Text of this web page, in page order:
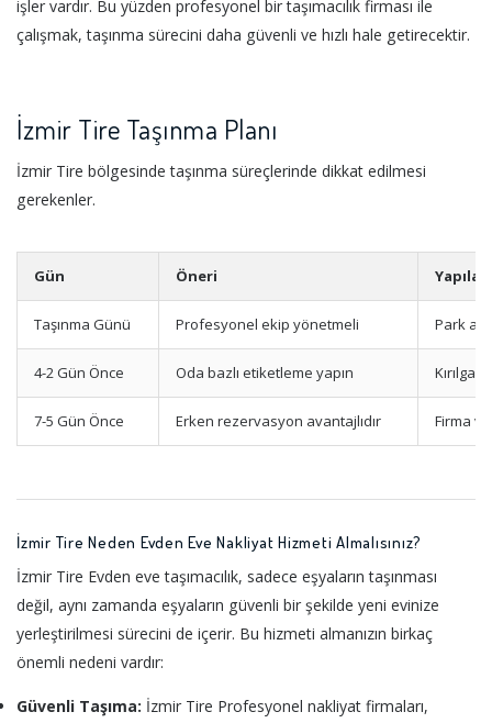
işler vardır. Bu yüzden profesyonel bir taşımacılık firması ile
çalışmak, taşınma sürecini daha güvenli ve hızlı hale getirecektir.
İzmir Tire Taşınma Planı
İzmir Tire bölgesinde taşınma süreçlerinde dikkat edilmesi
gerekenler.
Gün Öneri
Taşınma Günü Profesyonel ekip yönetmeli Park
4-2 Gün Önce Oda bazlı etiketleme yapın
7-5 Gün Önce Erken rezervasyon avantajlıdır Firma
İzmir Tire Neden Evden Eve Nakliyat Hizmeti Almalısınız?
İzmir Tire Evden eve taşımacılık, sadece eşyaların taşınması
değil, aynı zamanda eşyaların güvenli bir şekilde yeni evinize
yerleştirilmesi sürecini de içerir. Bu hizmeti almanızın birkaç
önemli nedeni vardır:
Güvenli Taşıma: İzmir Tire Profesyonel nakliyat firmaları,